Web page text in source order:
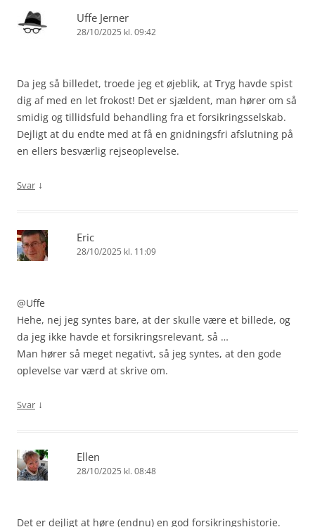
Uffe Jerner
28/10/2025 kl. 09:42
Da jeg så billedet, troede jeg et øjeblik, at Tryg havde spist
dig af med en let frokost! Det er sjældent, man hører om så
smidig og tillidsfuld behandling fra et forsikringsselskab.
Dejligt at du endte med at få en gnidningsfri afslutning på
en ellers besværlig rejseoplevelse.
Svar ↓
Eric
28/10/2025 kl. 11:09
@Uffe
Hehe, nej jeg syntes bare, at der skulle være et billede, og
da jeg ikke havde et forsikringsrelevant, så …
Man hører så meget negativt, så jeg syntes, at den gode
oplevelse var værd at skrive om.
Svar ↓
Ellen
28/10/2025 kl. 08:48
Det er dejligt at høre (endnu) en god forsikringshistorie.